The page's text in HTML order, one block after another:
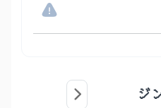
ジ